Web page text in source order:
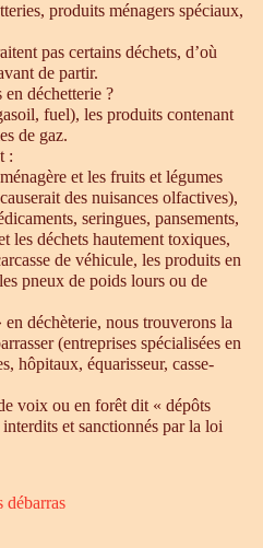
produits ménagers spéciaux,
pas certains déchets, d’où
de partir.
en déchetterie ?
fuel), les produits contenant
de gaz.
:
et les fruits et légumes
des nuisances olfactives),
seringues, pansements,
les déchets hautement toxiques,
de véhicule, les produits en
pneux de poids lours ou de
déchèterie, nous trouverons la
(entreprises spécialisées en
hôpitaux, équarisseur, casse-
voix ou en forêt dit « dépôts
et sanctionnés par la loi
débarras